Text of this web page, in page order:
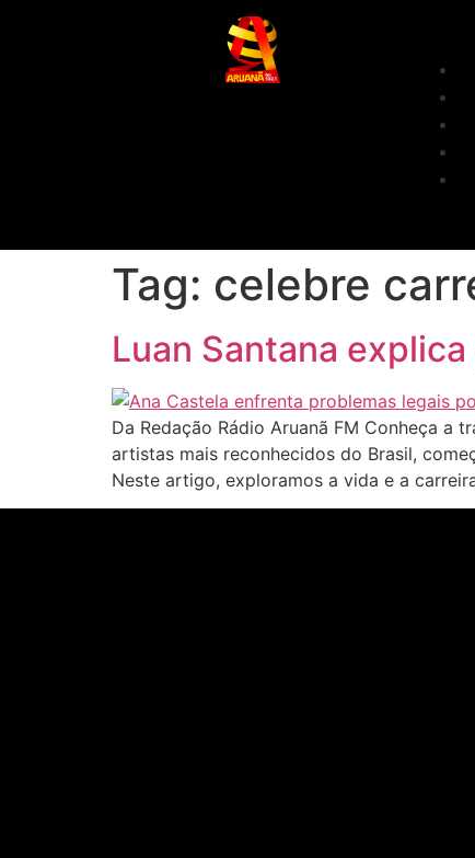
Tag: celebre
Luan Santana
Da Redação Rádio Aruanã FM Conheça a
artistas mais reconhecidos do Brasil,
Neste artigo, exploramos a vida e a